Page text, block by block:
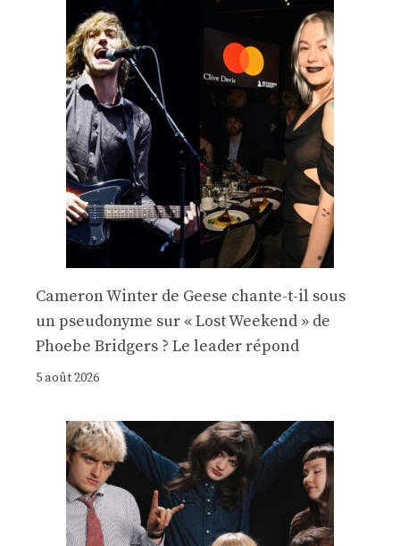
Cameron Winter de Geese chante-t-il sous
un pseudonyme sur « Lost Weekend » de
Phoebe Bridgers ? Le leader répond
5 août 2026